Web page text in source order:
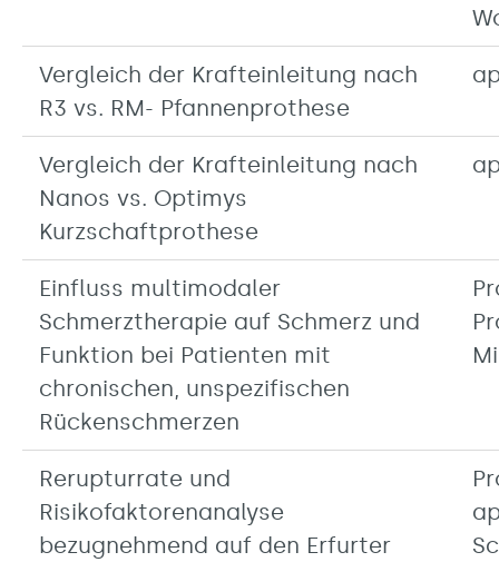
Vergleich der Krafteinleitung nach
R3 vs. RM- Pfannenprothese
Vergleich der Krafteinleitung nach
Nanos vs. Optimys
Kurzschaftprothese
Einfluss multimodaler
Schmerztherapie auf Schmerz und
Funktion bei Patienten mit
chronischen, unspezifischen
Rückenschmerzen
Rerupturrate und
Risikofaktorenanalyse
bezugnehmend auf den Erfurter